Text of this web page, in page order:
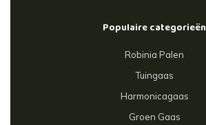
Populaire categorieën
Robinia Palen
Tuingaas
Harmonicagaas
Groen Gaas